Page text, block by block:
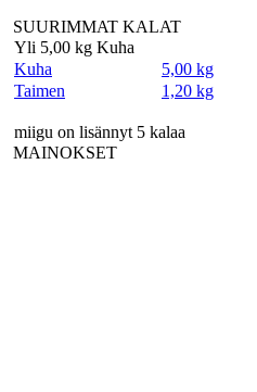
SUURIMMAT KALAT
Yli 5,00 kg Kuha
Kuha
5,00 kg
Taimen
1,20 kg
miigu on lisännyt 5 kalaa
MAINOKSET